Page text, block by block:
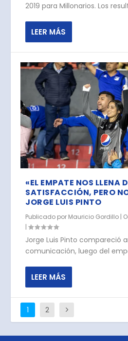
2019 para Millonarios. Los
LEER MÁS
«EL EMPATE NOS LLENA
SATISFACCIÓN, PERO
JORGE LUIS PINTO
Publicado por Mauricio Gordillo |
|
Jorge Luis Pinto compareció
comunicación, luego del
LEER MÁS
1 2